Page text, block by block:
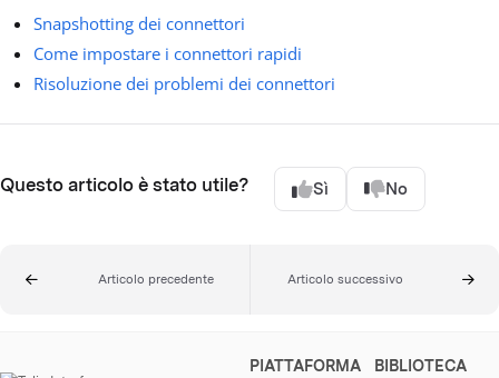
Snapshotting dei connettori
Come impostare i connettori rapidi
Risoluzione dei problemi dei connettori
Questo articolo è stato utile? Sì No
Articolo precedente Articolo successivo
PIATTAFORMA
BIBLIOTECA